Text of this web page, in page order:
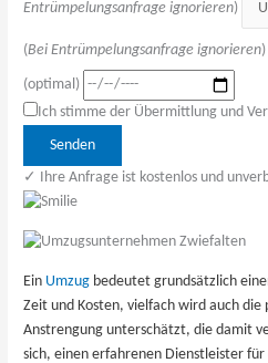
Entrümpelungsanfrage ignorieren)
(Bei Entrümpelungsanfrage ignorieren)
(optimal)
Ich stimme der Übermittlung und
✓ Ihre Anfrage ist kostenlos und
Ein Umzug bedeutet grundsätzlich
Zeit und Kosten, vielfach wird auch
Anstrengung unterschätzt, die damit
sich, einen erfahrenen Dienstleister